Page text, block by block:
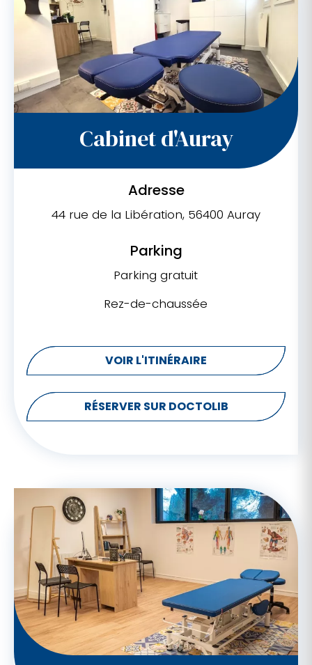
Cabinet d'Auray
Adresse
44 rue de la Libération, 56400 Auray
Parking
Parking gratuit
Rez-de-chaussée
VOIR L'ITINÉRAIRE
RÉSERVER SUR DOCTOLIB